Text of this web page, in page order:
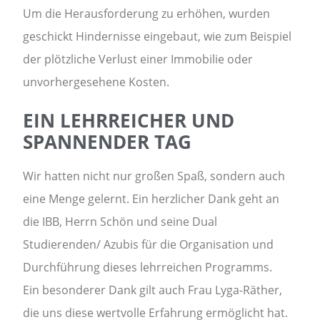
Um die Herausforderung zu erhöhen, wurden
geschickt Hindernisse eingebaut, wie zum Beispiel
der plötzliche Verlust einer Immobilie oder
unvorhergesehene Kosten.
EIN LEHRREICHER UND
SPANNENDER TAG
Wir hatten nicht nur großen Spaß, sondern auch
eine Menge gelernt. Ein herzlicher Dank geht an
die IBB, Herrn Schön und seine Dual
Studierenden/ Azubis für die Organisation und
Durchführung dieses lehrreichen Programms.
Ein besonderer Dank gilt auch Frau Lyga-Räther,
die uns diese wertvolle Erfahrung ermöglicht hat.